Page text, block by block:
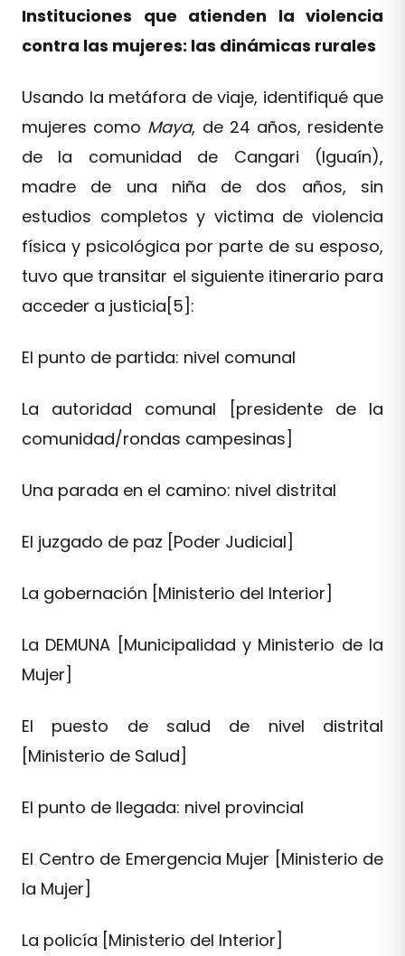
Instituciones que atienden la violencia
contra las mujeres: las dinámicas rurales
Usando la metáfora de viaje, identifiqué que
mujeres como Maya, de 24 años, residente
de la comunidad de Cangari (Iguaín),
madre de una niña de dos años, sin
estudios completos y victima de violencia
física y psicológica por parte de su esposo,
tuvo que transitar el siguiente itinerario para
acceder a justicia[5]:
El punto de partida: nivel comunal
La autoridad comunal [presidente de la
comunidad/rondas campesinas]
Una parada en el camino: nivel distrital
El juzgado de paz [Poder Judicial]
La gobernación [Ministerio del Interior]
La DEMUNA [Municipalidad y Ministerio de la
Mujer]
El puesto de salud de nivel distrital
[Ministerio de Salud]
El punto de llegada: nivel provincial
El Centro de Emergencia Mujer [Ministerio de
la Mujer]
La policía [Ministerio del Interior]